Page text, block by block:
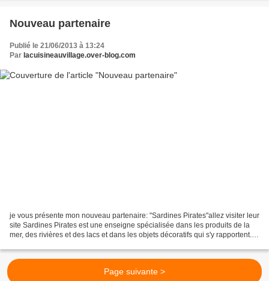
Nouveau partenaire
Publié le 21/06/2013 à 13:24
Par lacuisineauvillage.over-blog.com
je vous présente mon nouveau partenaire: "Sardines Pirates"allez visiter leur
site Sardines Pirates est une enseigne spécialisée dans les produits de la
mer, des rivières et des lacs et dans les objets décoratifs qui s'y rapportent.
Page suivante >